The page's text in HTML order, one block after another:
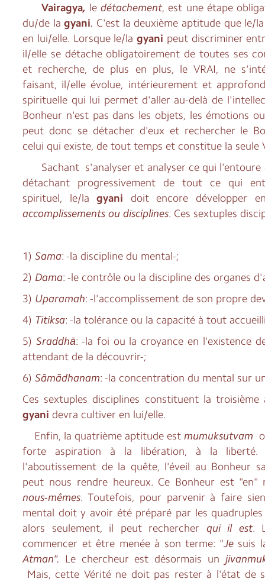
Vairagya, ledétachement, est une étape
du/de lagyani. C'est la deuxième aptitude que le/
en lui/elle. Lorsque le/lagyani peut discriminer
il/elle se détache obligatoirement de toutes ses
et recherche, de plus en plus, le VRAI, ne
faisant, il/elle évolue, intérieurement et
spirituelle qui lui permet d'aller au-delà de
Bonheur n'est pas dans les objets, les émotions
peut donc se détacher d'eux et rechercher le
celui qui existe, de tout temps et constitue la seule
Sachant s'analyser et analyser ce qui l'entoure
détachant progressivement de tout ce qui
spirituel, le/lagyani doit encore développer
accomplissements ou disciplines. Ces sextuples
1)Sama: -la discipline du mental-;
2) Dama: -le contrôle ou la discipline des organes
3) Uparamah: -l'accomplissement de son propre
4) Titiksa: -la tolérance ou la capacité à tout
5)Sraddhā: -la foi ou la croyance en l'existence
attendant de la découvrir-;
6)Sãmãdhanam: -la concentration du mental sur
Ces sextuples disciplines constituent la
gyanidevra cultiver en lui/elle.
Enfin, la quatrième aptitude estmumuksutvam
forte aspiration à la libération, à la liberté.
l'aboutissement de la quête, l'éveil au Bonheur
peut nous rendre heureux. Ce Bonheur est "en"
nous-mêmes. Toutefois, pour parvenir à faire
mental doit y avoir été préparé par les
alors seulement, il peut rechercher qui il est.
commencer et être menée à son terme: "Jesuis
Atman". Le chercheur est désormais un
Mais, cette Vérité ne doit pas rester à l'état de